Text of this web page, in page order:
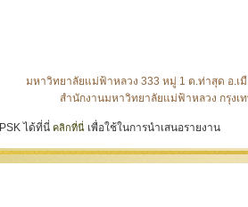
มหาวิทยาลัยแม่ฟ้าหลวง 333 หมู่ 1 ต.ท่าสุด อ.เมื
สำนักงานมหาวิทยาลัยแม่ฟ้าหลวง กรุงเ
ได้ที่นี่ คลิกที่นี่ เพื่อใช้ในการนำเสนอรายงาน